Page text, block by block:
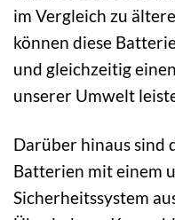
im Vergleich zu
können diese
und gleichzeitig
unserer Umwelt
Darüber hinaus sind
Batterien mit einem
Sicherheitssystem